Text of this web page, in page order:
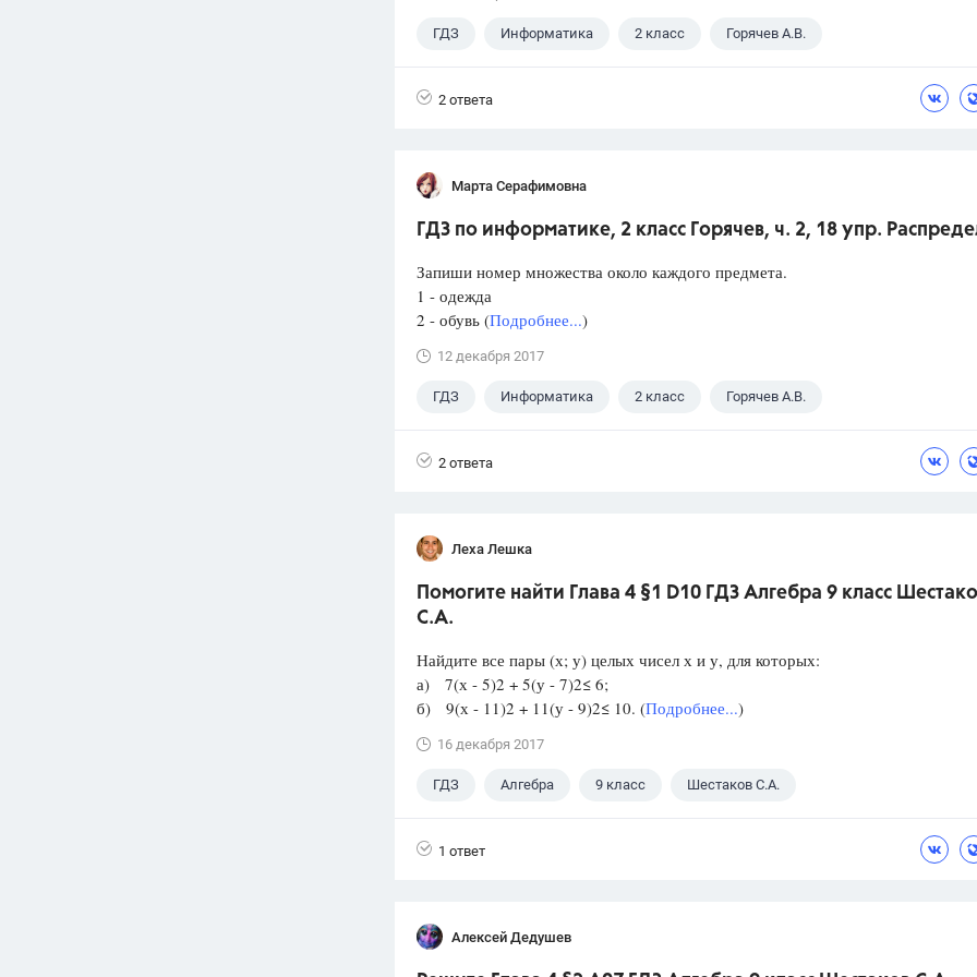
ГДЗ Информатика 2 класс Горячев А.В.
2 ответа
Марта Серафимовна
ГДЗ по информатике, 2 класс Горячев, ч. 2, 18 упр.
Запиши номер множества около каждого предмета.
1 - одежда
2 - обувь (Подробнее...)
12 декабря 2017
ГДЗ Информатика 2 класс Горячев А.В.
2 ответа
Леха Лешка
Помогите найти Глава 4 §1 D10 ГДЗ Алгебра 9 класс
С.А.
Найдите все пары (х; у) целых чисел х и у, для которых:
а) 7(х - 5)2 + 5(у - 7)2≤ 6;
б) 9(х - 11)2 + 11(у - 9)2≤ 10. (Подробнее...)
16 декабря 2017
ГДЗ Алгебра 9 класс Шестаков С.А.
1 ответ
Алексей Дедушев